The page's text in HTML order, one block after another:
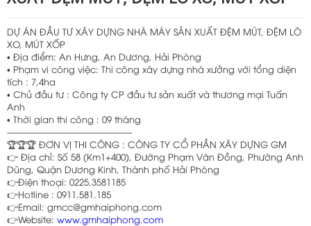
DỰ ÁN ĐẦU TƯ XÂY DỰNG NHÀ MÁY SẢN XUẤT ĐỆM MÚT, ĐỆM LÒ
XO, MÚT XỐP
• Địa điểm: An Hưng, An Dương, Hải Phòng
• Phạm vi công việc: Thi công xây dựng nhà xưởng với tổng diện
tích : 7,4ha
• Chủ đầu tư : Công ty CP đầu tư sản xuất và thương mại Tuấn
Anh
• Thời gian thi công : 09 tháng
---------------------------------------------
🏆🏆🏆 ĐƠN VỊ THI CÔNG : CÔNG TY CỔ PHẦN XÂY DỰNG GM
👉 Địa chỉ: Số 58 (Km1+400), Đường Phạm Văn Đồng, Phường Anh
Dũng, Quận Dương Kinh, Thành phố Hải Phòng
👉Điện thoại: 0225.3581185
👉Hotline : 0911.581.185
👉Email: gmcc@gmhaiphong.com
👉Website: www.gmhaiphong.com